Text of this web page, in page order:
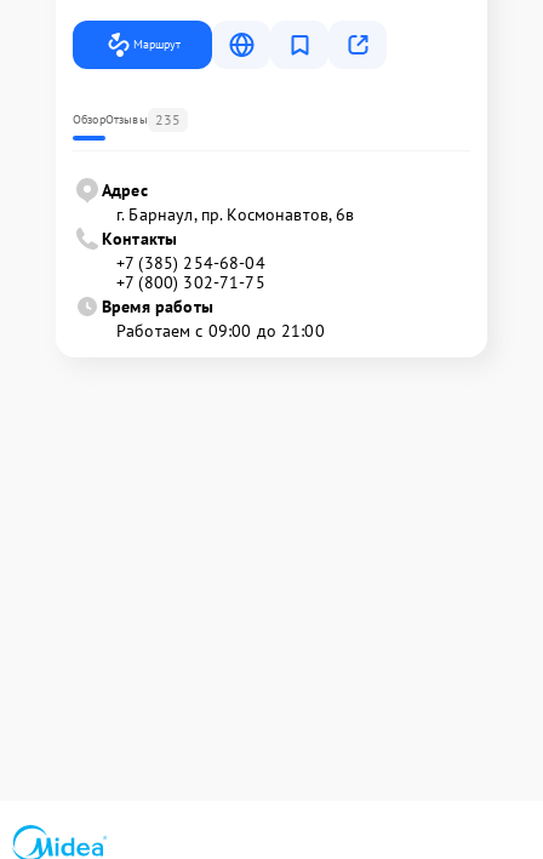
Маршрут
ОбзорОтзывы 235
Адрес
г. Барнаул, ​пр. Космонавтов, 6в
Контакты
+7 (385) 254-68-04
+7 (800) 302-71-75
Время работы
Работаем с 09:00 до 21:00